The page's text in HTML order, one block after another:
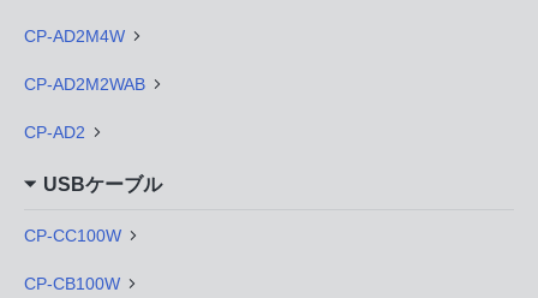
CP-AD2M4W
CP-AD2M2WAB
CP-AD2
USBケーブル
CP-CC100W
CP-CB100W